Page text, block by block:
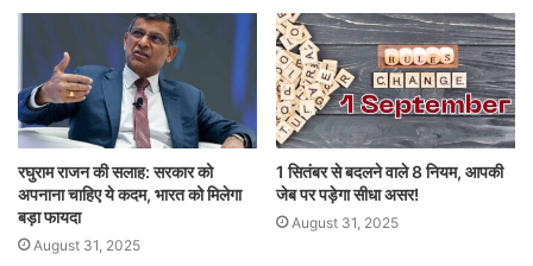
रघुराम राजन की सलाह: सरकार को
अपनाना चाहिए ये कदम, भारत को मिलेगा
बड़ा फायदा
August 31, 2025
1 सितंबर से बदलने वाले 8 नियम, आपकी
जेब पर पड़ेगा सीधा असर!
August 31, 2025